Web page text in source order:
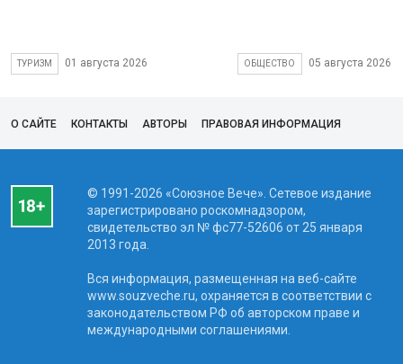
ТУРИЗМ 01 августа 2026 ОБЩЕСТВО 05 августа 2026
О САЙТЕ КОНТАКТЫ АВТОРЫ ПРАВОВАЯ ИНФОРМАЦИЯ
© 1991-2026 «Союзное Вече». Сетевое издание
зарегистрировано роскомнадзором,
свидетельство эл № фc77-52606 от 25 января
2013 года.
Вся информация, размещенная на веб-сайте
www.souzveche.ru, охраняется в соответствии с
законодательством РФ об авторском праве и
международными соглашениями.